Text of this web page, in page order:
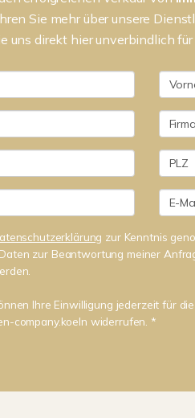
Sie mehr über unsere
uns direkt hier unverbindlich
zur Kenntnis
zur Beantwortung meiner
Ihre Einwilligung jederzeit für
company.koeln widerrufen. *